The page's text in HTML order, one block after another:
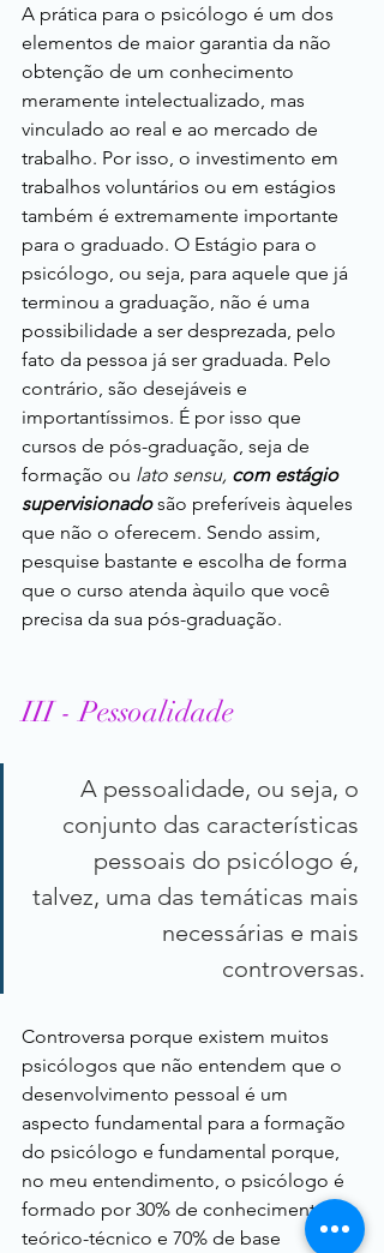
A prática para o psicólogo é um dos
elementos de maior garantia da não
obtenção de um conhecimento
meramente intelectualizado, mas
vinculado ao real e ao mercado de
trabalho. Por isso, o investimento em
trabalhos voluntários ou em estágios
também é extremamente importante
para o graduado. O Estágio para o
psicólogo, ou seja, para aquele que já
terminou a graduação, não é uma
possibilidade a ser desprezada, pelo
fato da pessoa já ser graduada. Pelo
contrário, são desejáveis e
importantíssimos. É por isso que
cursos de pós-graduação, seja de
formação ou lato sensu, com estágio
supervisionado são preferíveis àqueles
que não o oferecem. Sendo assim,
pesquise bastante e escolha de forma
que o curso atenda àquilo que você
precisa da sua pós-graduação.
III - Pessoalidade
A pessoalidade, ou seja, o
conjunto das características
pessoais do psicólogo é,
talvez, uma das temáticas mais
necessárias e mais
controversas.
Controversa porque existem muitos
psicólogos que não entendem que o
desenvolvimento pessoal é um
aspecto fundamental para a formação
do psicólogo e fundamental porque,
no meu entendimento, o psicólogo é
formado por 30% de conhecimento
teórico-técnico e 70% de base